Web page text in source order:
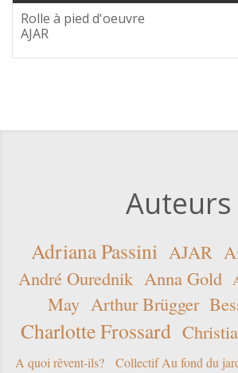
Rolle à pied d'oeuvre
AJAR
Auteurs
Adriana Passini AJAR
André Ourednik Anna Gold
May Arthur Brügger
Charlotte Frossard
A quoi rêvent-ils?
Collectif Au fond du